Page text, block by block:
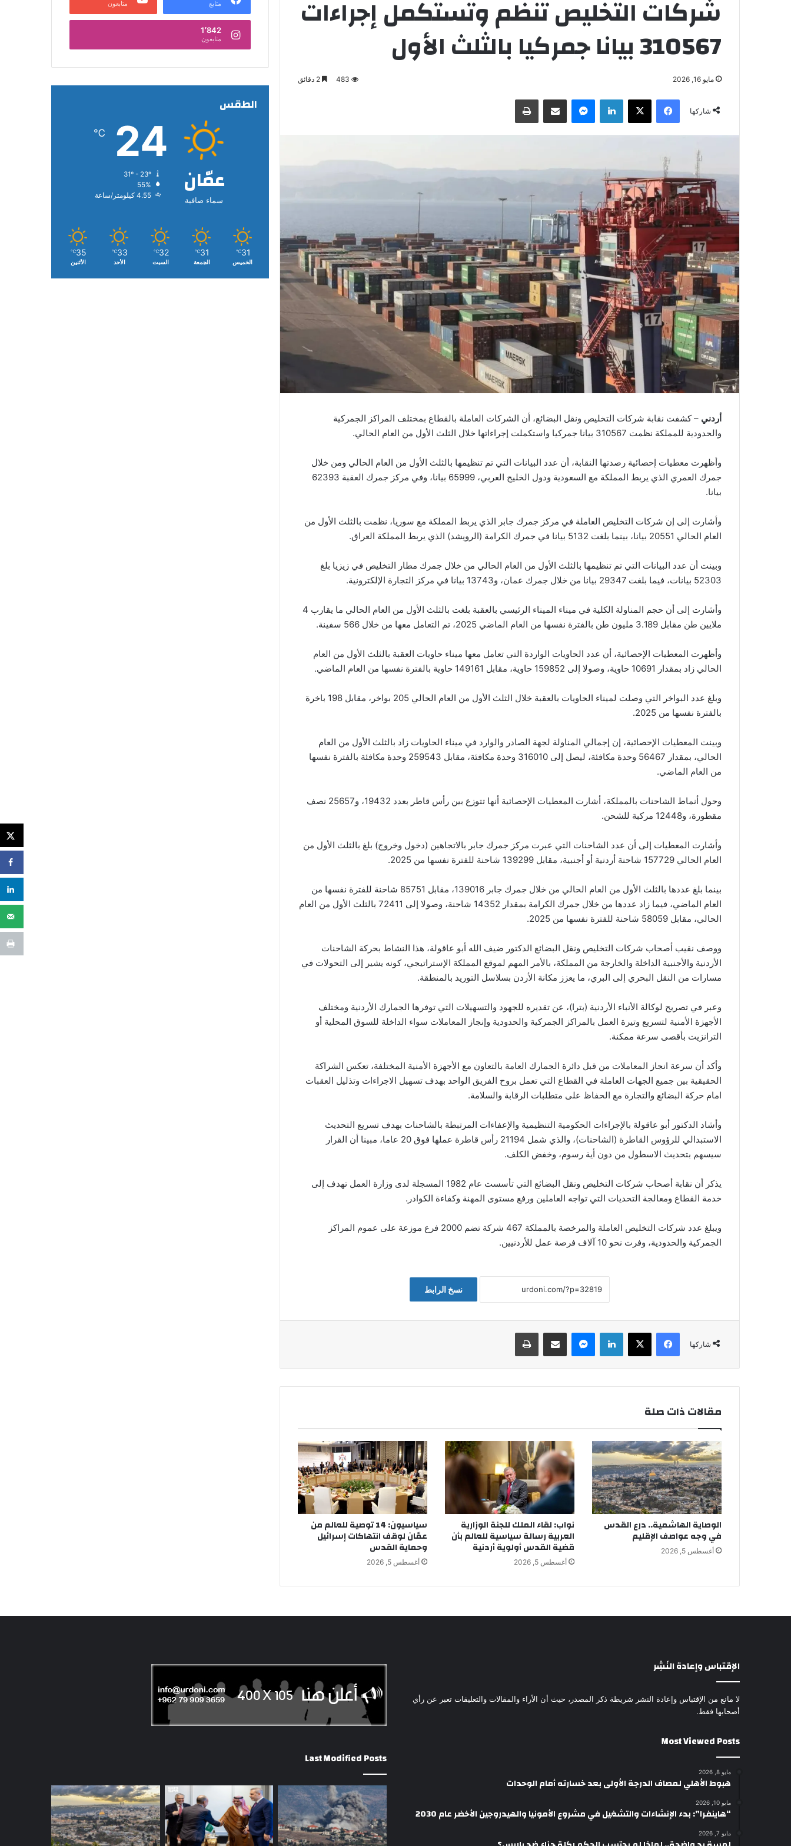
شركات التخليص تنظم وتستكمل إجراءات
310567 بيانا جمركيا بالثلث الأول
مايو 16, 2026 483
شاركها
فيسبوك لينكدإن
أردني – كشفت نقابة شركات التخليص ونقل البضائع، أن الشركات العاملة بالقطاع بمختلف المراكز الجمركية
والحدودية للمملكة نظمت 310567 بيانا جمركيا واستكملت إجراءاتها خلال الثلث الأول من العام الحالي.
وأظهرت معطيات إحصائية رصدتها النقابة، أن عدد البيانات التي تم تنظيمها بالثلث الأول من العام الحالي ومن خلال
جمرك العمري الذي يربط المملكة مع السعودية ودول الخليج العربي، 65999 بيانا، وفي مركز جمرك العقبة 62393
بيانا.
وأشارت إلى إن شركات التخليص العاملة في مركز جمرك جابر الذي يربط المملكة مع سوريا، نظمت بالثلث الأول من
العام الحالي 20551 بيانا، بينما بلغت 5132 بيانا في جمرك الكرامة (الرويشد) الذي يربط المملكة العراق.
وبينت أن عدد البيانات التي تم تنظيمها بالثلث الأول من العام الحالي من خلال جمرك مطار التخليص في زيزيا بلغ
52303 بيانات، فيما بلغت 29347 بيانا من خلال جمرك عمان، و13743 بيانا في مركز التجارة الإلكترونية.
وأشارت إلى أن حجم المناولة الكلية في ميناء الميناء الرئيسي بالعقبة بلغت بالثلث الأول من العام الحالي ما يقارب 4
ملايين طن مقابل 3.189 مليون طن بالفترة نفسها من العام الماضي 2025، تم التعامل معها من خلال 566 سفينة.
وأظهرت المعطيات الإحصائية، أن عدد الحاويات الواردة التي تعامل معها ميناء حاويات العقبة بالثلث الأول من العام
الحالي زاد بمقدار 10691 حاوية، وصولا إلى 159852 حاوية، مقابل 149161 حاوية بالفترة نفسها من العام الماضي.
وبلغ عدد البواخر التي وصلت لميناء الحاويات بالعقبة خلال الثلث الأول من العام الحالي 205 بواخر، مقابل 198 باخرة
بالفترة نفسها من 2025.
وبينت المعطيات الإحصائية، إن إجمالي المناولة لجهة الصادر والوارد في ميناء الحاويات زاد بالثلث الأول من العام
الحالي، بمقدار 56467 وحدة مكافئة، ليصل إلى 316010 وحدة مكافئة، مقابل 259543 وحدة مكافئة بالفترة نفسها
من العام الماضي.
وحول أنماط الشاحنات بالمملكة، أشارت المعطيات الإحصائية أنها تتوزع بين رأس قاطر بعدد 19432، و25657 نصف
مقطورة، و12448 مركبة للشحن.
وأشارت المعطيات إلى أن عدد الشاحنات التي عبرت مركز جمرك جابر بالاتجاهين (دخول وخروج) بلغ بالثلث الأول من
العام الحالي 157729 شاحنة أردنية أو أجنبية، مقابل 139299 شاحنة للفترة نفسها من 2025.
بينما بلغ عددها بالثلث الأول من العام الحالي من خلال جمرك جابر 139016، مقابل 85751 شاحنة للفترة نفسها من
العام الماضي، فيما زاد عددها من خلال جمرك الكرامة بمقدار 14352 شاحنة، وصولا إلى 72411 بالثلث الأول من العام
الحالي، مقابل 58059 شاحنة للفترة نفسها من 2025.
ووصف نقيب أصحاب شركات التخليص ونقل البضائع الدكتور ضيف الله أبو عاقولة، هذا النشاط بحركة الشاحنات
الأردنية والأجنبية الداخلة والخارجة من المملكة، بالأمر المهم لموقع المملكة الإستراتيجي، كونه يشير إلى التحولات في
مسارات من النقل البحري إلى البري، ما يعزز مكانة الأردن بسلاسل التوريد بالمنطقة.
وعبر في تصريح لوكالة الأنباء الأردنية (بترا)، عن تقديره للجهود والتسهيلات التي توفرها الجمارك الأردنية ومختلف
الأجهزة الأمنية لتسريع وتيرة العمل بالمراكز الجمركية والحدودية وإنجاز المعاملات سواء الداخلة للسوق المحلية أو
الترانزيت بأقصى سرعة ممكنة.
وأكد أن سرعة انجاز المعاملات من قبل دائرة الجمارك العامة بالتعاون مع الأجهزة الأمنية المختلفة، تعكس الشراكة
الحقيقية بين جميع الجهات العاملة في القطاع التي تعمل بروح الفريق الواحد بهدف تسهيل الاجراءات وتذليل العقبات
امام حركة البضائع والتجارة مع الحفاظ على متطلبات الرقابة والسلامة.
وأشاد الدكتور أبو عاقولة بالإجراءات الحكومية التنظيمية والإعفاءات المرتبطة بالشاحنات بهدف تسريع التحديث
الاستبدالي للرؤوس القاطرة (الشاحنات)، والذي شمل 21194 رأس قاطرة عملها فوق 20 عاما، مبينا أن القرار
سيسهم بتحديث الاسطول من دون أية رسوم، وخفض الكلف.
يذكر أن نقابة أصحاب شركات التخليص ونقل البضائع التي تأسست عام 1982 المسجلة لدى وزارة العمل تهدف إلى
خدمة القطاع ومعالجة التحديات التي تواجه العاملين ورفع مستوى المهنة وكفاءة الكوادر.
ويبلغ عدد شركات التخليص العاملة والمرخصة بالمملكة 467 شركة تضم 2000 فرع موزعة على عموم المراكز
الجمركية والحدودية، وفرت نحو 10 آلاف فرصة عمل للأردنيين.
نسخ الرابط
شاركها
فيسبوك لينكدإن
مقالات ذات صلة
الوصاية الهاشمية.. درع القدس
في وجه عواصف الإقليم
أغسطس 5, 2026
نواب: لقاء الملك للجنة الوزارية
العربية رسالة سياسية للعالم بأن
قضية القدس أولوية أردنية
أغسطس 5, 2026
سياسيون: 14 توصية للعالم من
عمّان لوقف انتهاكات إسرائيل
وحماية القدس
أغسطس 5, 2026
متابع متابعون
1٬842
متابعون
الطقس
عمّان
سماء صافية
24
℃
55%
4.55 كيلومتر/ساعة
31
℃
الخميس
31
℃
الجمعة
32
℃
السبت
33
℃
الأحد
35
℃
الأثنين
الإقتباس وإعادة النَشِر
لا مانع من الإقتباس وإعادة النشر شريطة ذكر المصدر، حيث أن الأراء والمقالات والتعليقات تعبر عن رأي
أصحابها فقط.
Most Viewed Posts
مايو 8, 2026
هبوط الأهلي لمصاف الدرجة الأولى بعد خسارته أمام الوحدات
مايو 10, 2026
“هاينفرا”: بدء الإنشاءات والتشغيل في مشروع الأمونيا والهيدروجين الأخضر عام 2030
مايو 7, 2026
Last Modified Posts